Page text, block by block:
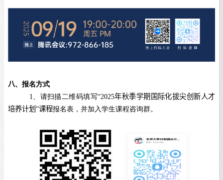
八、报名方式
1
、请扫描二维码填写“2025年秋季学期国际化拔尖创新人才
培养计划”课程报名表，并加入学生课程咨询群。